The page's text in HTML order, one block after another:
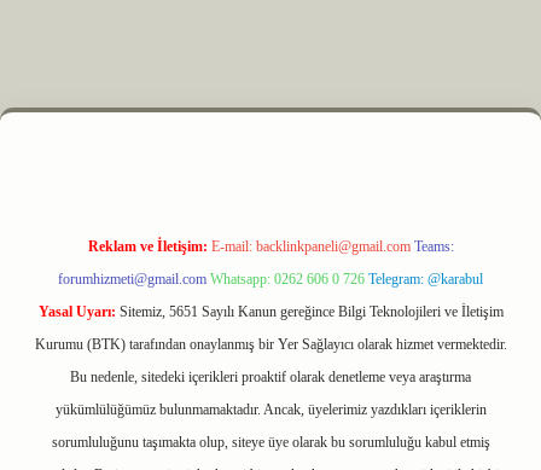
elexbet
Reklam ve İletişim: E-mail: backlinkpaneli@gmail.com Teams:
forumhizmeti@gmail.com Whatsapp: 0262 606 0 726 Telegram: @karabul
Yasal Uyarı: Sitemiz, 5651 Sayılı Kanun gereğince Bilgi Teknolojileri ve İletişim
Kurumu (BTK) tarafından onaylanmış bir Yer Sağlayıcı olarak hizmet vermektedir.
Bu nedenle, sitedeki içerikleri proaktif olarak denetleme veya araştırma
yükümlülüğümüz bulunmamaktadır. Ancak, üyelerimiz yazdıkları içeriklerin
sorumluluğunu taşımakta olup, siteye üye olarak bu sorumluluğu kabul etmiş